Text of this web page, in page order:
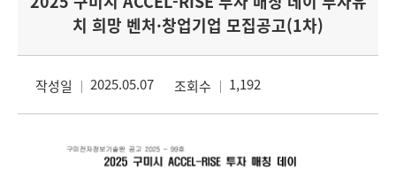
치 희망 벤처·창업기업 모집공고(1차)
작성일 2025.05.07 조회수 1,192